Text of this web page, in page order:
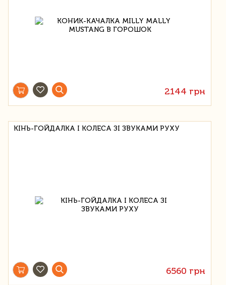
2144 грн
КІНЬ-ГОЙДАЛКА І КОЛЕСА ЗІ ЗВУКАМИ РУХУ
6560 грн